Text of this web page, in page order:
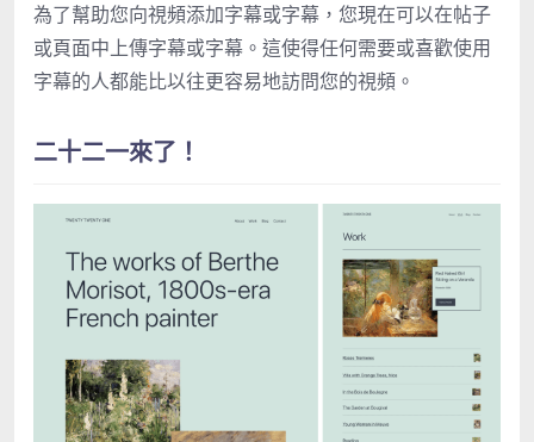
為了幫助您向視頻添加字幕或字幕，您現在可以在帖子
或頁面中上傳字幕或字幕。這使得任何需要或喜歡使用
字幕的人都能比以往更容易地訪問您的視頻。
二十二一來了！